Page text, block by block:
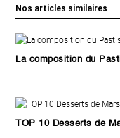
Nos articles similaires
La composition du
TOP 10 Desserts de